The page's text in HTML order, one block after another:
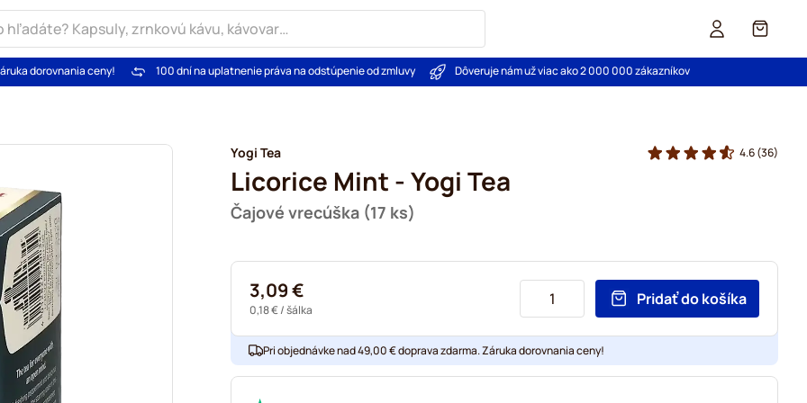
Košík
dorovnania ceny! 100 dní na uplatnenie práva na odstúpenie od zmluvy Dôveruje nám už viac ako 2 000 000 zákazníkov
Yogi Tea
Licorice Mint - Yogi Tea
Čajové vrecúška (17 ks)
4.6(36)
3,09 €
0,18 €/ šálka
Pridať do košíka
Pri objednávke nad 49,00 € doprava zdarma. Záruka dorovnania ceny!